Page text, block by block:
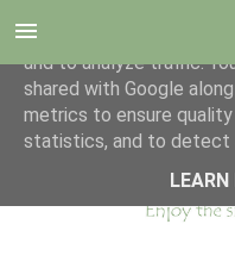
This site uses cookies
and to analyze traffic.
shared with Google
metrics to ensure
statistics, and to detect
LEARN